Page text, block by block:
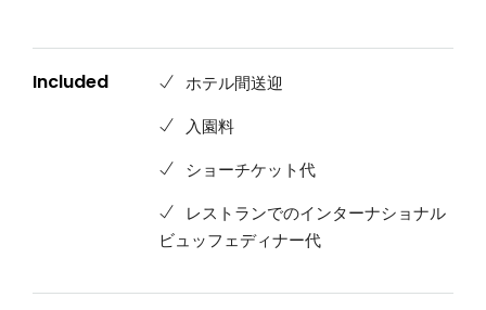
Included ホテル間送迎
入園料
ショーチケット代
レストランでのインターナショナル
ビュッフェディナー代